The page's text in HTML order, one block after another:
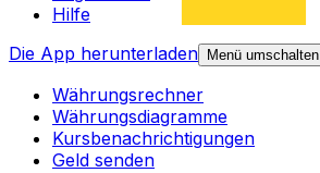
Hilfe
Die App herunterladen
Menü umschalten
Währungsrechner
Währungsdiagramme
Kursbenachrichtigungen
Geld senden